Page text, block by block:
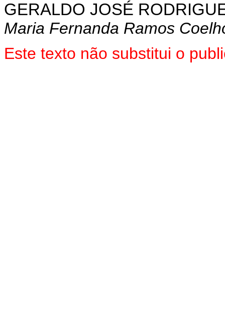
GERALDO JOSÉ
Maria Fernanda Ramos
Este texto não substitui o